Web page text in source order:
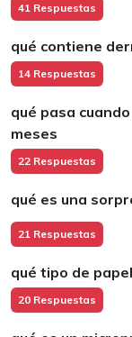
41 Respuestas
qué contiene
14 Respuestas
qué pasa
meses
22 Respuestas
qué es una
21 Respuestas
qué tipo de
20 Respuestas